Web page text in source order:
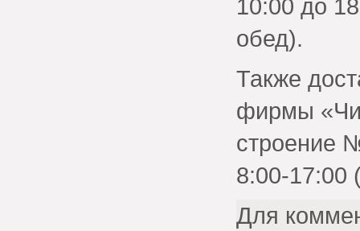
10:00 до
обед).
Также
фирмы
строение
8:00-17:00
Для